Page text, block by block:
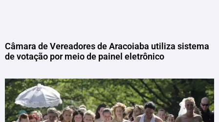
Câmara de Vereadores de Aracoiaba utiliza sistema
de votação por meio de painel eletrônico